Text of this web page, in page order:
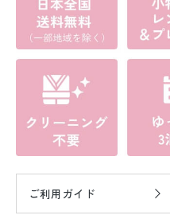
ご利用ガイド